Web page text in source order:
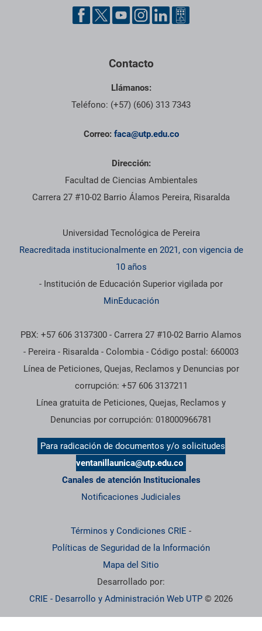
Pie de página con información de contacto, redes sociales y
Contacto
Llámanos:
Teléfono: (+57) (606) 313 7343
Correo: faca@utp.edu.co
Dirección:
Facultad de Ciencias Ambientales
Carrera 27 #10-02 Barrio Álamos Pereira, Risaralda
Información institucional
Universidad Tecnológica de Pereira
Reacreditada institucionalmente en 2021, con vigencia de
10 años
- Institución de Educación Superior vigilada por
MinEducación
PBX: +57 606 3137300 - Carrera 27 #10-02 Barrio Alamos
- Pereira - Risaralda - Colombia - Código postal: 660003
Línea de Peticiones, Quejas, Reclamos y Denuncias por
corrupción: +57 606 3137211
Línea gratuita de Peticiones, Quejas, Reclamos y
Denuncias por corrupción: 018000966781
Para radicación de documentos y/o solicitudes
ventanillaunica@utp.edu.co
Canales de atención Institucionales
Notificaciones Judiciales
Términos y Condiciones CRIE -
Políticas de Seguridad de la Información
Mapa del Sitio
Desarrollado por:
CRIE - Desarrollo y Administración Web UTP © 2026